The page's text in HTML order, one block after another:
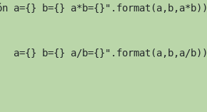
a={} b={} a*b={}".format(a,b,a*b))
a={} b={} a/b={}".format(a,b,a/b))